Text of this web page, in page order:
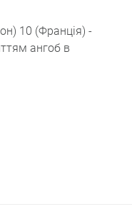
10 (Франція) -
ангоб в